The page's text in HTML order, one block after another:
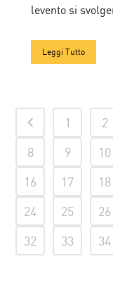
levento si
Leggi Tutto
1 2
8
9 10
16
17 18
24
25 26
32
33 34